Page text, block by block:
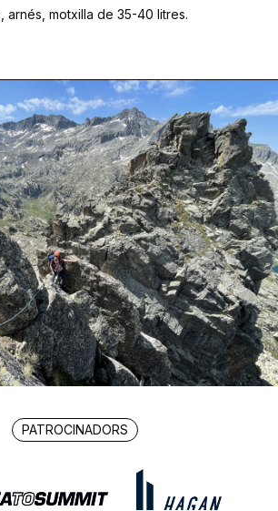
arnés, motxilla de 35-40 litres.
PATROCINADORS